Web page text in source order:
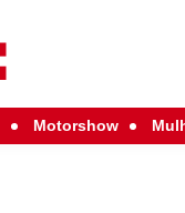
Motorshow